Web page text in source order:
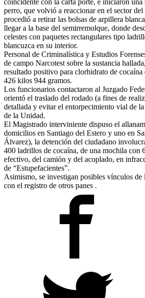
perro, que volvió a reaccionar en el sector del
procedió a retirar las bolsas de arpillera
llegar a la base del semirremolque, donde
celestes con paquetes rectangulares tipo
blancuzca en su interior.
Personal de Criminalística y Estudios
de campo Narcotest sobre la sustancia
resultado positivo para clorhidrato de cocaína
426 kilos 944 gramos.
Los funcionarios contactaron al Juzgado
orientó el traslado del rodado (a fines de
detallada y evitar el entorpecimiento vial de
de la Unidad.
El Magistrado interviniente dispuso el
domicilios en Santiago del Estero y uno en
Álvarez), la detención del ciudadano
400 ladrillos de cocaína, de una mochila con
efectivo, del camión y del acoplado, en
de “Estupefacientes”.
Asimismo, se investigan posibles vínculos de
con el registro de otros panes .